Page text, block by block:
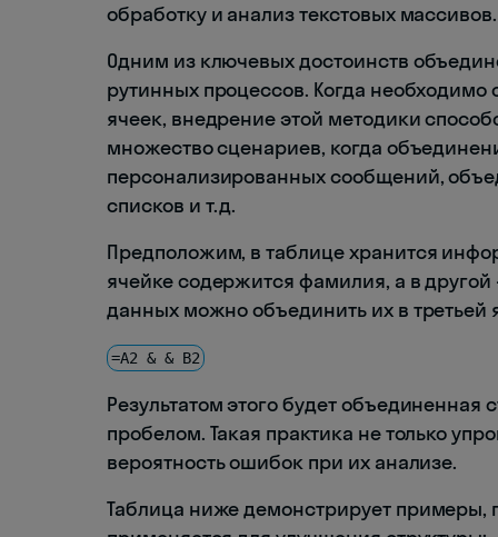
обработку и анализ текстовых массивов.
Одним из ключевых достоинств
рутинных процессов. Когда
ячеек, внедрение этой методики
множество сценариев, когда
персонализированных сообщений,
списков и т.д.
Предположим, в таблице хранится
ячейке содержится фамилия, а в
данных можно объединить их в
=A2 & & B2
Результатом этого будет
пробелом. Такая практика не только
вероятность ошибок при их анализе.
Таблица ниже демонстрирует примеры,